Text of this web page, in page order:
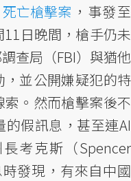
亡槍擊案 ，事發至
日晚間，槍手仍未
查局（FBI）與猶他
並公開嫌疑犯的特
。然而槍擊案後不
假訊息，甚至連AI
考克斯（Spencer
發現，有來自中國